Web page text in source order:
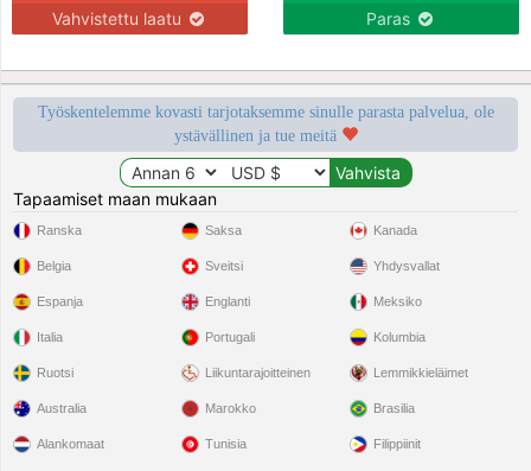
Vahvistettu laatu Paras
Työskentelemme kovasti tarjotaksemme sinulle parasta palvelua, ole
ystävällinen ja tue meitä
Tapaamiset maan mukaan
Ranska
Belgia
Espanja
Italia
Ruotsi
Saksa
Sveitsi
Englanti
Portugali
Liikuntarajoitteinen
Kanada
Yhdysvallat
Meksiko
Kolumbia
Lemmikkieläimet
Australia
Alankomaat
Marokko
Tunisia
Brasilia
Filippiinit